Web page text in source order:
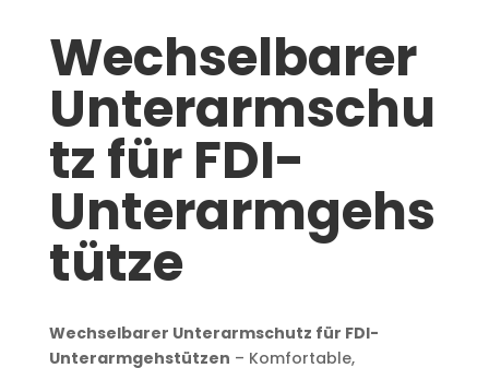
Wechselbarer
Unterarmschu
tz für FDI-
Unterarmgehs
tütze
Wechselbarer Unterarmschutz für FDI-
Unterarmgehstützen – Komfortable,